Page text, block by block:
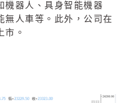
機器人、具身智能機器
無人車等。此外，公司在
市。